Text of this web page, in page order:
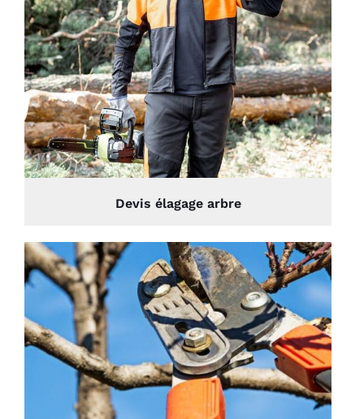
Devis élagage arbre